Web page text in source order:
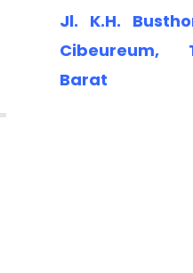
Jl. K.H.
Cibeureum,
Barat